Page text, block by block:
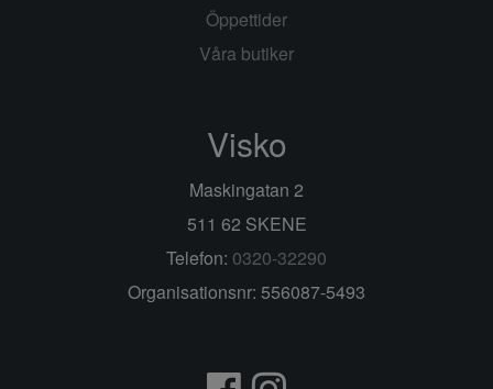
Öppettider
Våra butiker
Visko
Maskingatan 2
511 62 SKENE
Telefon: 0320-32290
Organisationsnr: 556087-5493